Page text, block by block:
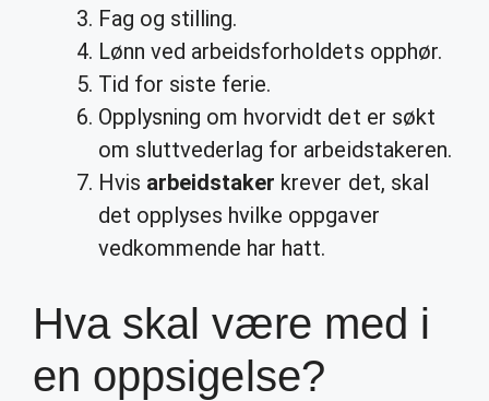
Fag og stilling.
Lønn ved arbeidsforholdets opphør.
Tid for siste ferie.
Opplysning om hvorvidt det er søkt
om sluttvederlag for arbeidstakeren.
Hvis arbeidstaker krever det, skal
det opplyses hvilke oppgaver
vedkommende har hatt.
Hva skal være med i
en oppsigelse?